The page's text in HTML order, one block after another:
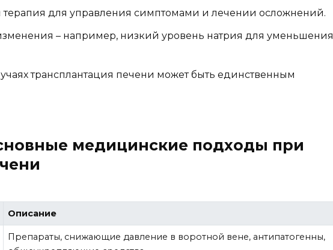
терапия для управления симптомами и лечении осложнений.
– например, низкий уровень натрия для уменьшения
трансплантация печени может быть единственным
медицинские подходы при
Описание
Препараты, снижающие давление в воротной вене, антипатогенны,